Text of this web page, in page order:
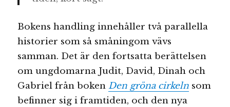
Bokens handling innehåller två parallella
historier som så småningom vävs
samman. Det är den fortsatta berättelsen
om ungdomarna Judit, David, Dinah och
Gabriel från bokenDen gröna cirkeln som
befinner sig i framtiden, och den nya